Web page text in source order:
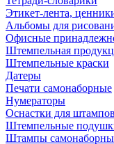
Этикет-лента,
Альбомы для
Офисные
Штемпельная
Штемпельные краски
Датеры
Печати самонаборные
Нумераторы
Оснастки для штампов
Штемпельные
Штампы